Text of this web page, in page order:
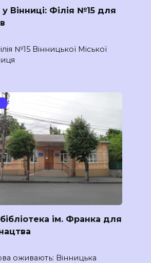
у Вінниці: Філія №15 для
№15 Вінницької Міської
ім. Франка для
оживають: Вінницька